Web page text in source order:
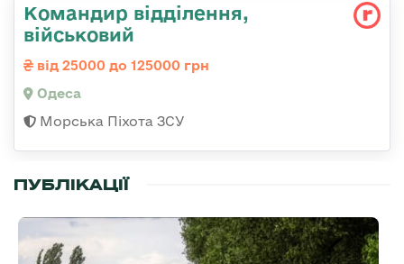
Командир відділення,
військовий
від 25000 до 125000 грн
Одеса
Морська Піхота ЗСУ
ПУБЛІКАЦІЇ